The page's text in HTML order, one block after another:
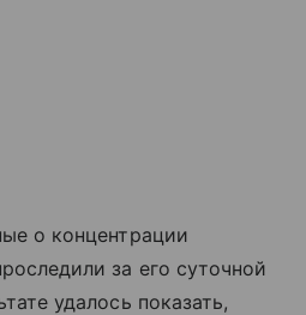
о концентрации
за его суточной
удалось показать,